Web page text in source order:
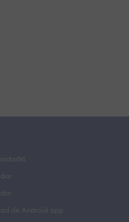
de Android app